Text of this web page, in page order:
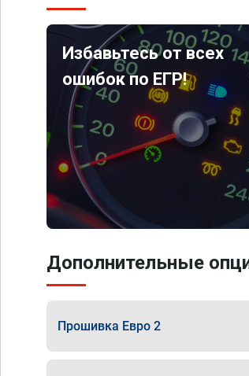
Избавьтесь от всех
ошибок по ЕГР!
Дополнительные
Прошивка Евро 2